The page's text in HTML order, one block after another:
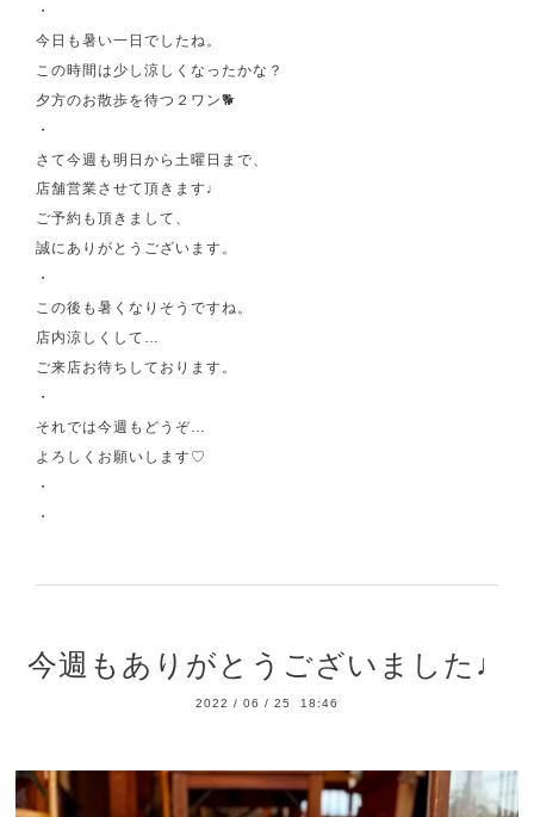
・
今日も暑い一日でしたね。
この時間は少し涼しくなったかな？
夕方のお散歩を待つ２ワン🐕
・
さて今週も明日から土曜日まで、
店舗営業させて頂きます♩
ご予約も頂きまして、
誠にありがとうございます。
・
この後も暑くなりそうですね。
店内涼しくして…
ご来店お待ちしております。
・
それでは今週もどうぞ…
よろしくお願いします♡
・
・
今週もありがとうございました♩
2022 / 06 / 25 18:46